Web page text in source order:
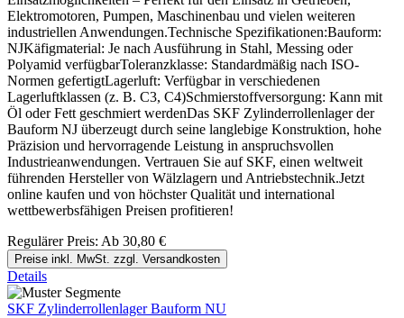
Elektromotoren, Pumpen, Maschinenbau und vielen weiteren
industriellen Anwendungen.Technische Spezifikationen:Bauform:
NJKäfigmaterial: Je nach Ausführung in Stahl, Messing oder
Polyamid verfügbarToleranzklasse: Standardmäßig nach ISO-
Normen gefertigtLagerluft: Verfügbar in verschiedenen
Lagerluftklassen (z. B. C3, C4)Schmierstoffversorgung: Kann mit
Öl oder Fett geschmiert werdenDas SKF Zylinderrollenlager der
Bauform NJ überzeugt durch seine langlebige Konstruktion, hohe
Präzision und hervorragende Leistung in anspruchsvollen
Industrieanwendungen. Vertrauen Sie auf SKF, einen weltweit
führenden Hersteller von Wälzlagern und Antriebstechnik.Jetzt
online kaufen und von höchster Qualität und international
wettbewerbsfähigen Preisen profitieren!
Regulärer Preis: Ab 30,80 €
Preise inkl. MwSt. zzgl. Versandkosten
Details
SKF Zylinderrollenlager Bauform NU